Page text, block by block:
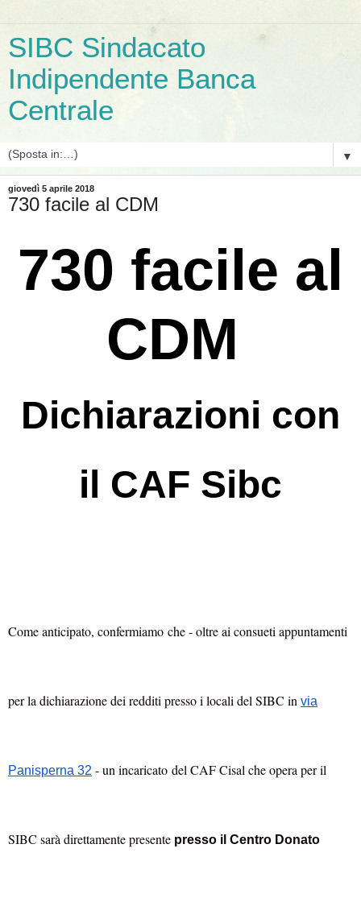
SIBC Sindacato
Indipendente Banca
Centrale
▼
giovedì 5 aprile 2018
730 facile al CDM
730 facile al
CDM
Dichiarazioni con
il CAF Sibc
Come anticipato, confermiamo che - oltre ai consueti appuntamenti
per la dichiarazione dei redditi presso i locali del SIBC in via
Panisperna 32 - un incaricato del CAF Cisal che opera per il
SIBC sarà direttamente presente presso il Centro Donato